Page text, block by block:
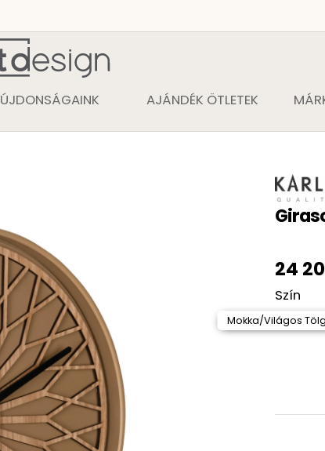
ÚJDONSÁGAINK AJÁNDÉK ÖTLETEK
24
Szín
Mokka/Világos